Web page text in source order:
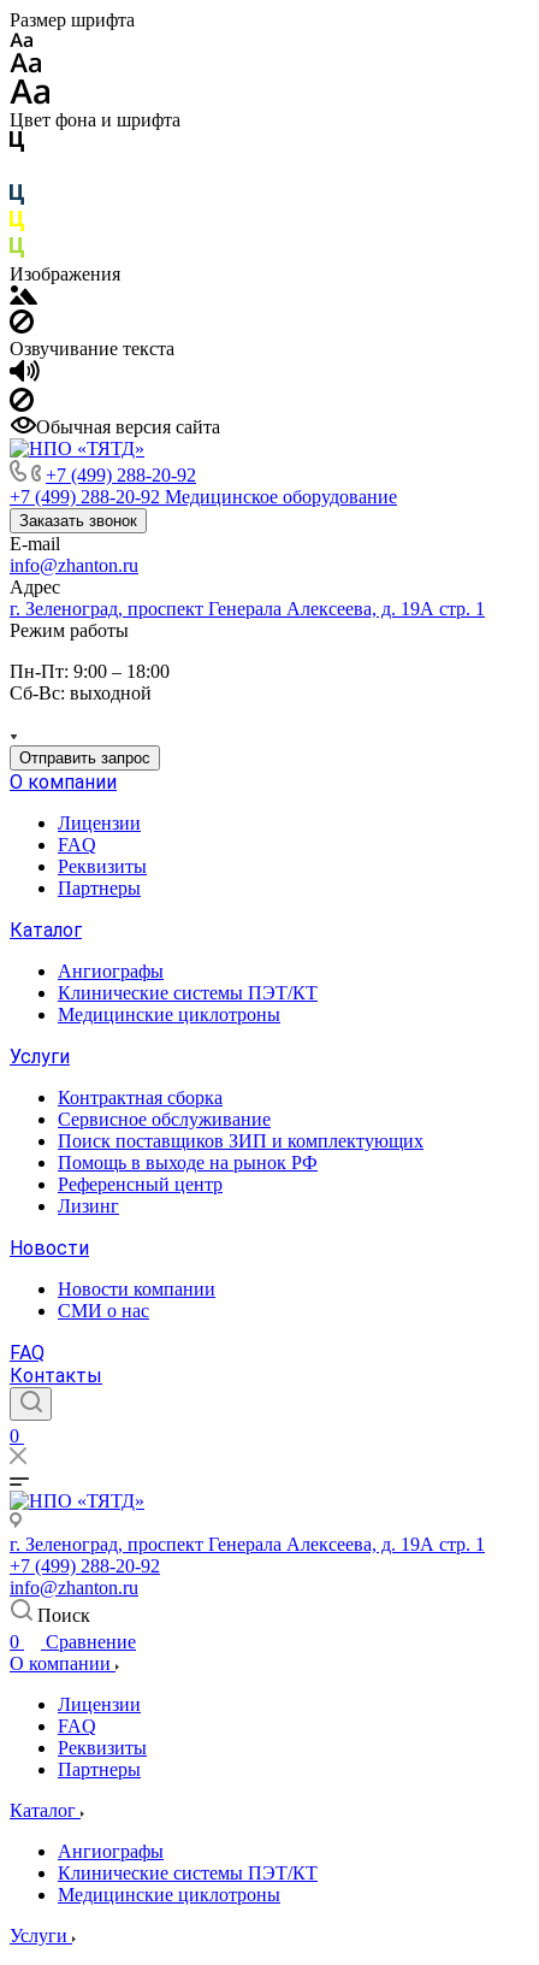
Размер шрифта
Цвет фона и шрифта
Изображения
Озвучивание текста
Обычная версия сайта
+7 (499) 288-20-92
+7 (499) 288-20-92 Медицинское оборудование
Заказать звонок
E-mail
info@zhanton.ru
Адрес
г. Зеленоград, проспект Генерала Алексеева, д. 19А стр. 1
Режим работы
Пн-Пт: 9:00 – 18:00
Сб-Вс: выходной
Отправить запрос
О компании
Лицензии
FAQ
Реквизиты
Партнеры
Каталог
Ангиографы
Клинические системы ПЭТ/КТ
Медицинские циклотроны
Услуги
Контрактная сборка
Сервисное обслуживание
Поиск поставщиков ЗИП и комплектующих
Помощь в выходе на рынок РФ
Референсный центр
Лизинг
Новости
Новости компании
СМИ о нас
FAQ
Контакты
0
г. Зеленоград, проспект Генерала Алексеева, д. 19А стр. 1
+7 (499) 288-20-92
info@zhanton.ru
Поиск
0
Сравнение
О компании
Лицензии
FAQ
Реквизиты
Партнеры
Каталог
Ангиографы
Клинические системы ПЭТ/КТ
Медицинские циклотроны
Услуги